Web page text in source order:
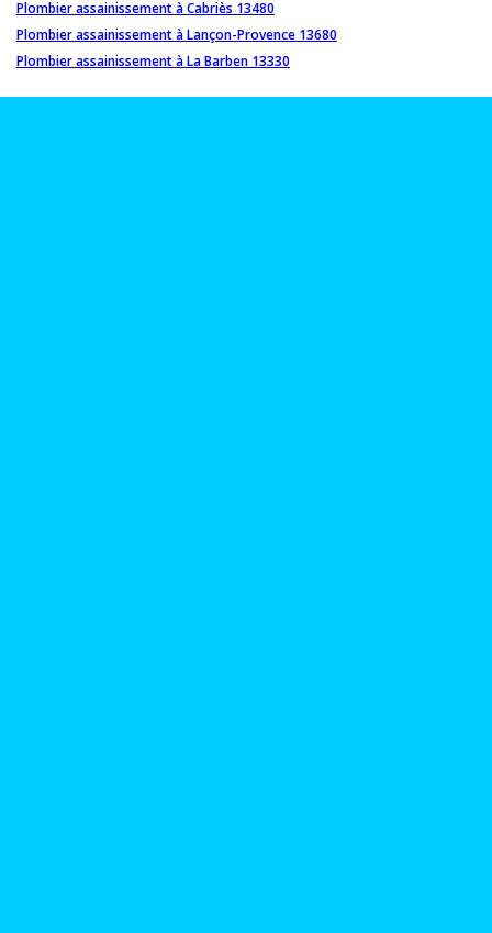
Plombier assainissement à Cabriès 13480
Plombier assainissement à Lançon-Provence 13680
Plombier assainissement à La Barben 13330